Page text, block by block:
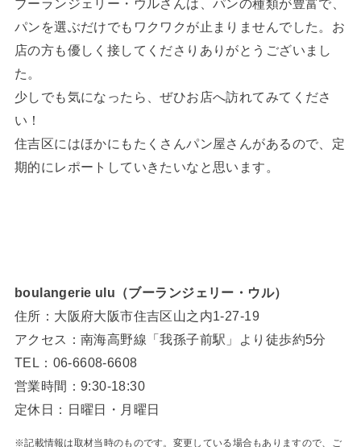
ブーランジェリー・ウルさんは、パンの種類が豊富で、
パンを選ぶだけでもワクワクが止まりませんでした。お
店の方も優しく接してくださりありがとうございまし
た。
少しでも気になったら、ぜひお店へ訪れてみてくださ
い！
住吉区にはほかにもたくさんパン屋さんがあるので、定
期的にレポートしていきたいなと思います。
boulangerie ulu（ブーランジェリー・ウル）
住所：大阪府大阪市住吉区山之内1-27-19
アクセス：南海高野線「我孫子前駅」より徒歩約5分
TEL：06-6608-6608
営業時間：9:30-18:30
定休日：日曜日・月曜日
※記載情報は取材当時のものです。変更している場合もありますので、ご